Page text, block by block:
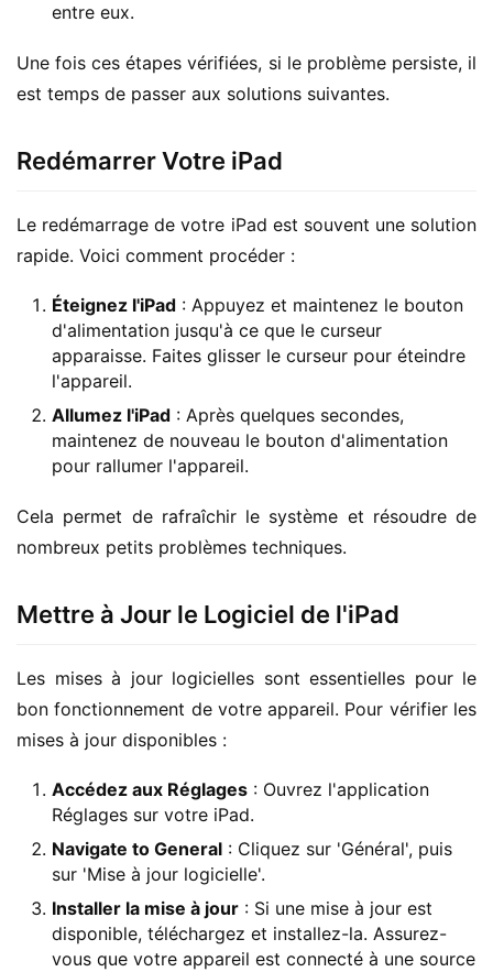
entre eux.
Une fois ces étapes vérifiées, si le problème persiste, il
est temps de passer aux solutions suivantes.
Redémarrer Votre iPad
Le redémarrage de votre iPad est souvent une solution
rapide. Voici comment procéder :
Éteignez l'iPad : Appuyez et maintenez le bouton
d'alimentation jusqu'à ce que le curseur
apparaisse. Faites glisser le curseur pour éteindre
l'appareil.
Allumez l'iPad : Après quelques secondes,
maintenez de nouveau le bouton d'alimentation
pour rallumer l'appareil.
Cela permet de rafraîchir le système et résoudre de
nombreux petits problèmes techniques.
Mettre à Jour le Logiciel de l'iPad
Les mises à jour logicielles sont essentielles pour le
bon fonctionnement de votre appareil. Pour vérifier les
mises à jour disponibles :
Accédez aux Réglages : Ouvrez l'application
Réglages sur votre iPad.
Navigate to General : Cliquez sur 'Général', puis
sur 'Mise à jour logicielle'.
Installer la mise à jour : Si une mise à jour est
disponible, téléchargez et installez-la. Assurez-
vous que votre appareil est connecté à une source